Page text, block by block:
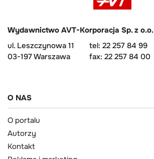
Wydawnictwo AVT-Korporacja Sp. z o.o.
ul. Leszczynowa 11
03-197 Warszawa
tel: 22 257 84 99
fax: 22 257 84 00
O NAS
O portalu
Autorzy
Kontakt